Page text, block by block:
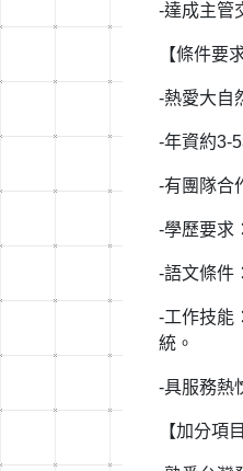
-達成主管
【條件要
-熱愛大自
-年資約3-
-有團隊合
-學歷要求
-語文條件
-工作技能
統。
-具服務熱
【加分項